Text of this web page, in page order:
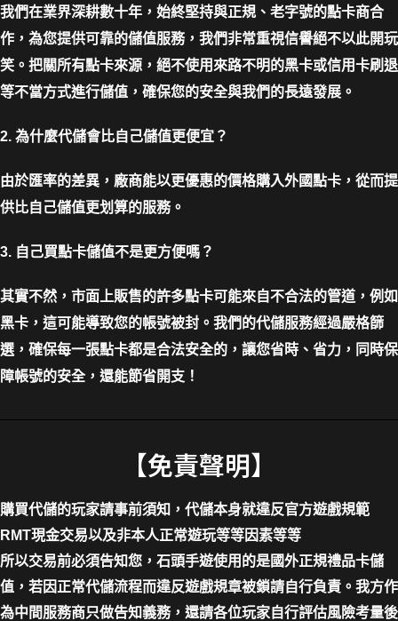
我們在業界深耕數十年，始終堅持與正規、老字號的點卡商合
作，為您提供可靠的儲值服務，我們非常重視信譽絕不以此開玩
笑。把關所有點卡來源，絕不使用來路不明的黑卡或信用卡刷退
等不當方式進行儲值，確保您的安全與我們的長遠發展。
2. 為什麼代儲會比自己儲值更便宜？
由於匯率的差異，廠商能以更優惠的價格購入外國點卡，從而提
供比自己儲值更划算的服務。
3. 自己買點卡儲值不是更方便嗎？
其實不然，市面上販售的許多點卡可能來自不合法的管道，例如
黑卡，這可能導致您的帳號被封。我們的代儲服務經過嚴格篩
選，確保每一張點卡都是合法安全的，讓您省時、省力，同時保
障帳號的安全，還能節省開支！
【免責聲明】
購買代儲的玩家請事前須知，代儲本身就違反官方遊戲規範
RMT現金交易以及非本人正常遊玩等等因素等等
所以交易前必須告知您，石頭手遊使用的是國外正規禮品卡儲
值，若因正常代儲流程而違反遊戲規章被鎖請自行負責。我方作
為中間服務商只做告知義務，還請各位玩家自行評估風險考量後